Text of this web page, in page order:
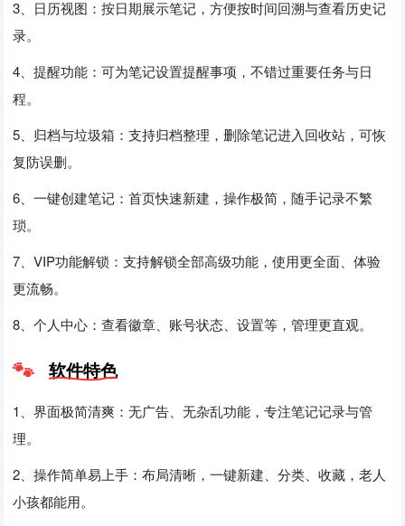
3、日历视图：按日期展示笔记，方便按时间回溯与查看历史记
录。
4、提醒功能：可为笔记设置提醒事项，不错过重要任务与日
程。
5、归档与垃圾箱：支持归档整理，删除笔记进入回收站，可恢
复防误删。
6、一键创建笔记：首页快速新建，操作极简，随手记录不繁
琐。
7、VIP功能解锁：支持解锁全部高级功能，使用更全面、体验
更流畅。
8、个人中心：查看徽章、账号状态、设置等，管理更直观。
软件特色
1、界面极简清爽：无广告、无杂乱功能，专注笔记记录与管
理。
2、操作简单易上手：布局清晰，一键新建、分类、收藏，老人
小孩都能用。